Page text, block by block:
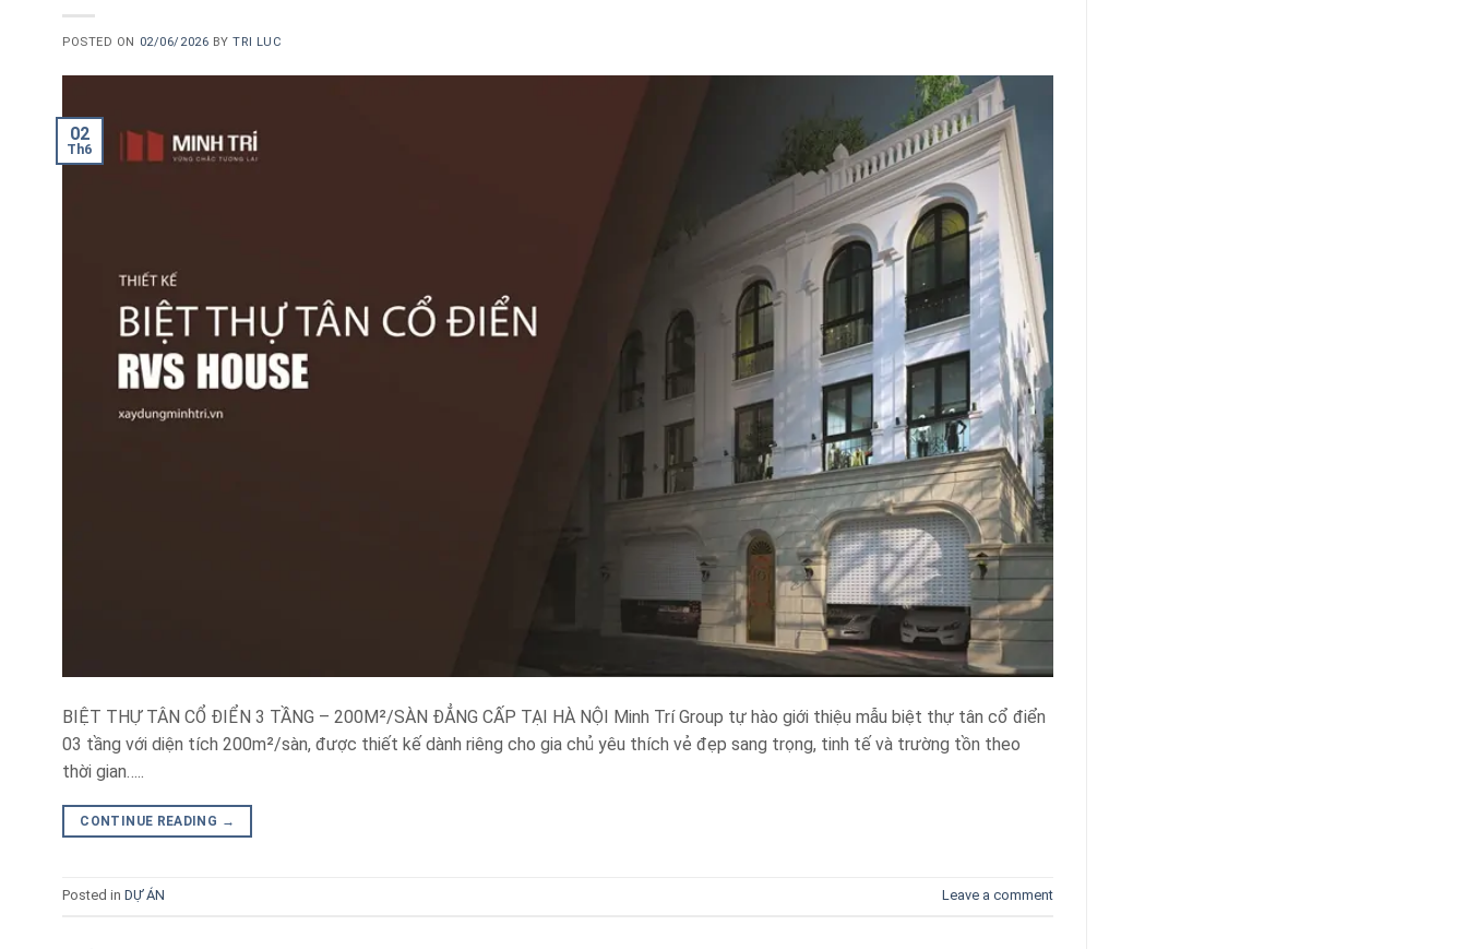
POSTED ON 02/06/2026 BYTRI LUC
02
Th6
BIỆT THỰ TÂN CỔ ĐIỂN 3 TẦNG – 200M²/SÀN ĐẲNG CẤP TẠI HÀ NỘI Minh Trí Group tự hào giới thiệu mẫu biệt thự tân cổ điển
03 tầng với diện tích 200m²/sàn, được thiết kế dành riêng cho gia chủ yêu thích vẻ đẹp sang trọng, tinh tế và trường tồn theo
thời gian…..
CONTINUE READING →
Posted in DỰ ÁN Leave a comment